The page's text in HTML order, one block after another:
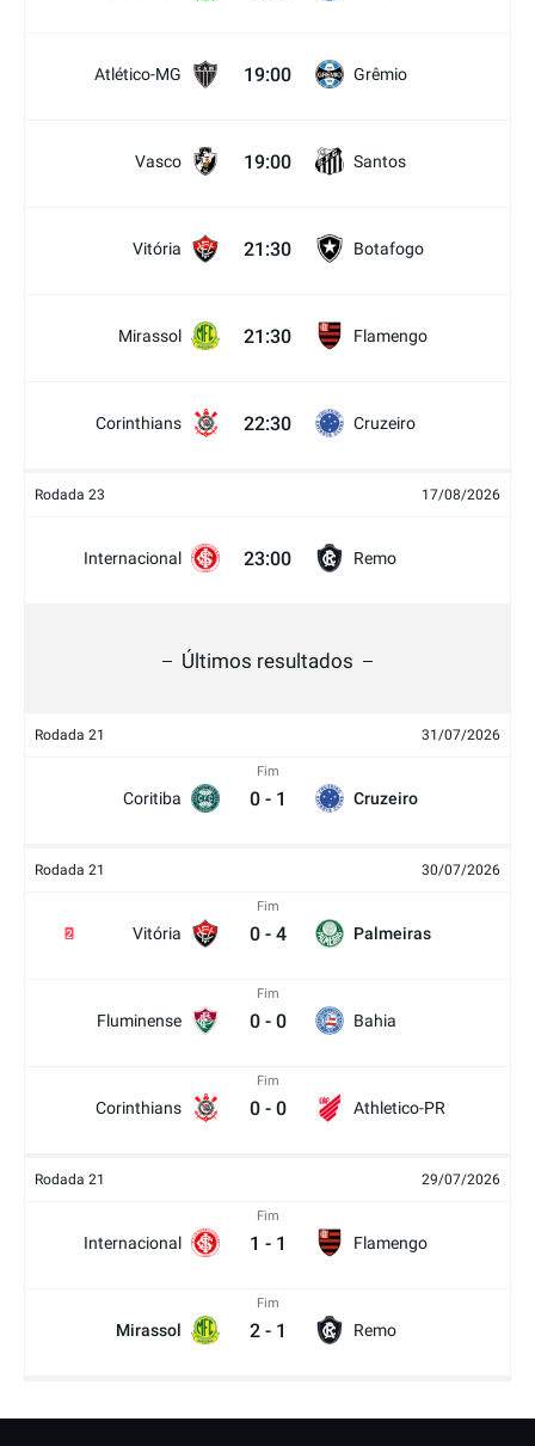
Atlético-MG 19:00 Grêmio
Vasco 19:00 Santos
Vitória 21:30 Botafogo
Mirassol 21:30 Flamengo
Corinthians 22:30 Cruzeiro
Rodada 23 17/08/2026
Internacional 23:00 Remo
Últimos resultados
Rodada 21 31/07/2026
Coritiba
Fim
0 - 1 Cruzeiro
Rodada 21 30/07/2026
Vitória
2
Fim
0 - 4 Palmeiras
Fluminense
Fim
0 - 0 Bahia
Corinthians
Fim
0 - 0 Athletico-PR
Rodada 21 29/07/2026
Internacional
Fim
1 - 1 Flamengo
Mirassol
Fim
2 - 1 Remo